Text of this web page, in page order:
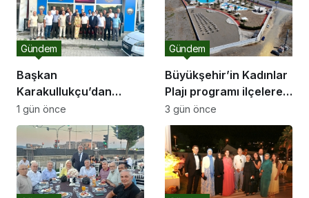
Başkan
Karakullukçu’dan
Sakarya Muşlular
Derneği’ne ziyaret
Gündem
1 gün önce
Büyükşehir’in Kadınlar
Plajı programı ilçelere
açılıyor
Gündem
3 gün önce